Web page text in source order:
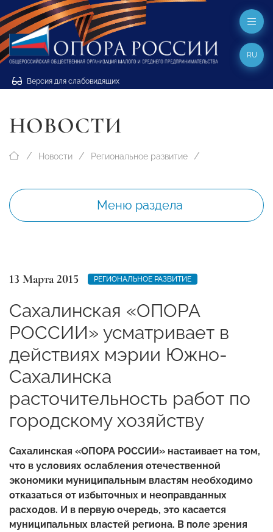
Версия для слабовидящих
RU
НОВОСТИ
Новости Региональное развитие
Меню раздела
13 Марта 2015 РЕГИОНАЛЬНОЕ РАЗВИТИЕ
Сахалинская «ОПОРА
РОССИИ» усматривает в
действиях мэрии Южно-
Сахалинска
расточительность работ по
городскому хозяйству
Сахалинская «ОПОРА РОССИИ» настаивает на том,
что в условиях ослабления отечественной
экономики муниципальным властям необходимо
отказаться от избыточных и неоправданных
расходов. И в первую очередь, это касается
муниципальных властей региона. В поле зрения